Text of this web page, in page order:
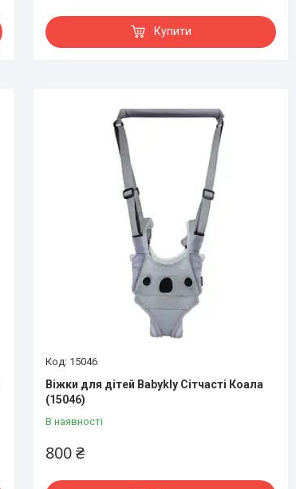
Купити
15046
Віжки для дітей Babykly Сітчасті Коала
(15046)
В наявності
800 ₴